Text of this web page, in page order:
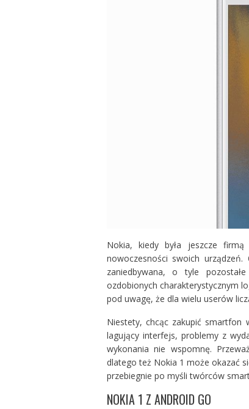
Nokia, kiedy była jeszcze
nowoczesności swoich
zaniedbywana, o tyle
ozdobionych charakterystycznym
pod uwagę, że dla wielu userów
Niestety, chcąc zakupić smartfon
lagujący interfejs, problemy z
wykonania nie wspomnę.
dlatego też Nokia 1 może okazać
przebiegnie po myśli twórców
NOKIA 1 Z ANDROID GO